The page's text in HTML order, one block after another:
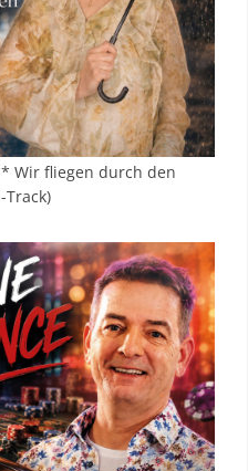
* Wir fliegen durch den
Track)